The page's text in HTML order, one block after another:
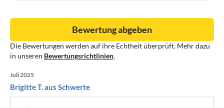
Die Bewertungen werden auf ihre Echtheit überprüft. Mehr dazu
in unseren Bewertungsrichtlinien.
Bewertung abgeben
Juli 2025
Brigitte T. aus Schwerte